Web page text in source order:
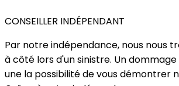
CONSEILLER INDÉPENDANT
Par notre indépendance, nous nous
à côté lors d'un sinistre. Un
une la possibilité de vous démontrer